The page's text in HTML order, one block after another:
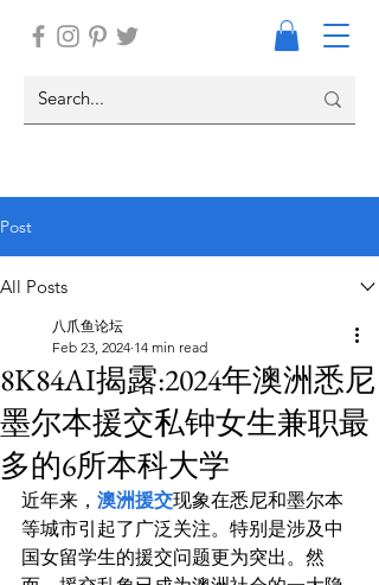
Post
All Posts
8K84AI揭露:2024年澳洲悉尼
墨尔本援交私钟女生兼职最
多的6所本科大学
八爪鱼论坛
Feb 23, 2024 14 min read
近年来， 澳洲援交现象在悉尼和墨尔本
等城市引起了广泛关注。特别是涉及中
国女留学生的援交问题更为突出。然